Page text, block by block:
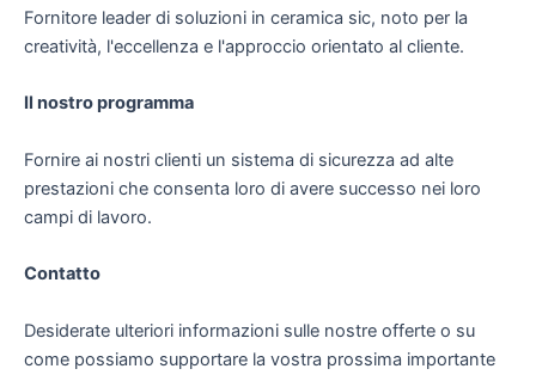
Fornitore leader di soluzioni in ceramica sic, noto per la
creatività, l'eccellenza e l'approccio orientato al cliente.
Il nostro programma
Fornire ai nostri clienti un sistema di sicurezza ad alte
prestazioni che consenta loro di avere successo nei loro
campi di lavoro.
Contatto
Desiderate ulteriori informazioni sulle nostre offerte o su
come possiamo supportare la vostra prossima importante